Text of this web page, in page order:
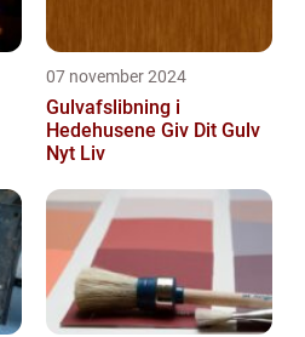
07 november 2024
Gulvafslibning i
Hedehusene Giv Dit Gulv
Nyt Liv